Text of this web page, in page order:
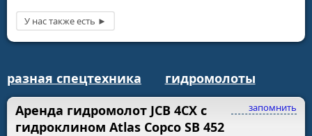
разная спецтехника гидромолоты
запомнить
Аренда гидромолот JCB 4CX с
гидроклином Atlas Copco SB 452